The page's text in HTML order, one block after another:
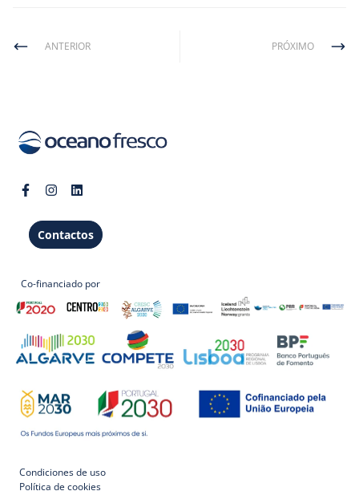
ANTERIOR PRÓXIMO
Contactos
Co-financiado por
Condiciones de uso
Política de cookies